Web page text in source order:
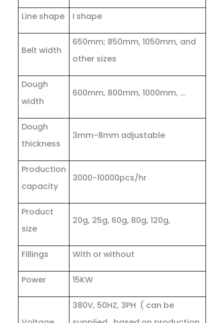
Line shape I shape
Belt width
650mm; 850mm, 1050mm, and
other sizes
Dough
width
600mm, 800mm, 1000mm, ...
Dough
thickness
3mm-8mm adjustable
Production
capacity
3000-10000pcs/hr
Product
size
20g, 25g, 60g, 80g, 120g,
Fillings With or without
Power 15KW
380V, 50HZ, 3PH ( can be